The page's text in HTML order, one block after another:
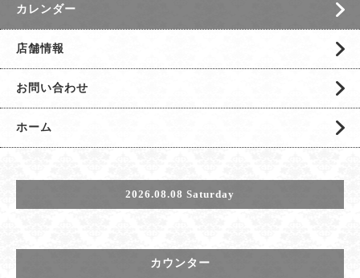
カレンダー
店舗情報
お問い合わせ
ホーム
2026.08.08 Saturday
カウンター